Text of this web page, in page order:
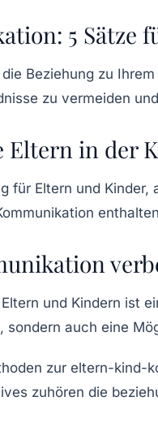
5 Sätze
Beziehung zu
zu vermeiden
Eltern in
für Eltern und
und Kindern ist
sondern auch eine